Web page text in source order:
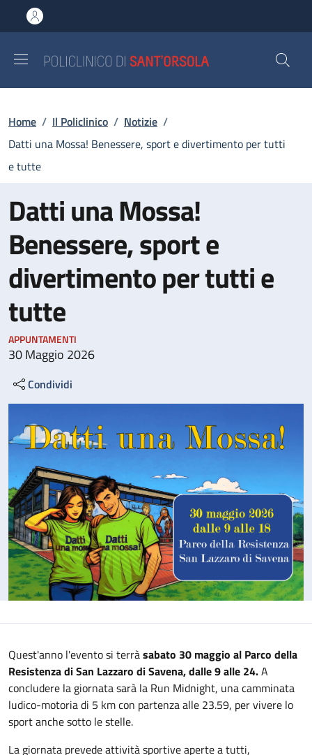
al contenuto principale
to footer content
Briciole di pane
Home / Il Policlinico / Notizie /
Datti una Mossa! Benessere, sport e divertimento per tutti
e tutte
Datti una Mossa!
Benessere, sport e
divertimento per tutti e
tutte
APPUNTAMENTI
30 Maggio 2026
Condividi
Quest'anno l'evento si terràsabato 30 maggio al Parco della
Resistenza di San Lazzaro di Savena, dalle 9 alle 24.A
concludere la giornata sarà la Run Midnight, una camminata
ludico-motoria di 5 km con partenza alle 23.59, per vivere lo
sport anche sotto le stelle.
La giornata prevede attività sportive aperte a tutti,